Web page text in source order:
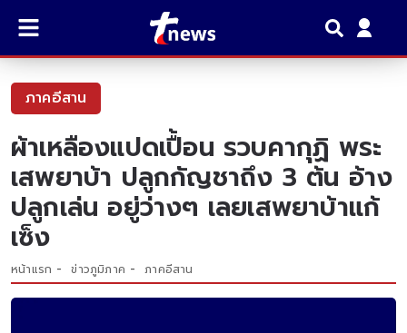
ภาคอีสาน
ผ้าเหลืองแปดเปื้อน รวบคากุฏิ พระ
เสพยาบ้า ปลูกกัญชาถึง 3 ต้น อ้าง
ปลูกเล่น อยู่ว่างๆ เลยเสพยาบ้าแก้
เซ็ง
หน้าแรก ข่าวภูมิภาค ภาคอีสาน